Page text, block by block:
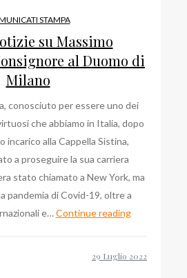
STAMPA
su Massimo
al Duomo di
Milano
conosciuto per essere uno dei
che abbiamo in Italia, dopo
incarico alla Cappella Sistina,
a proseguire la sua carriera
stato chiamato a New York, ma
pandemia di Covid-19, oltre a
e…Continue readingUltime